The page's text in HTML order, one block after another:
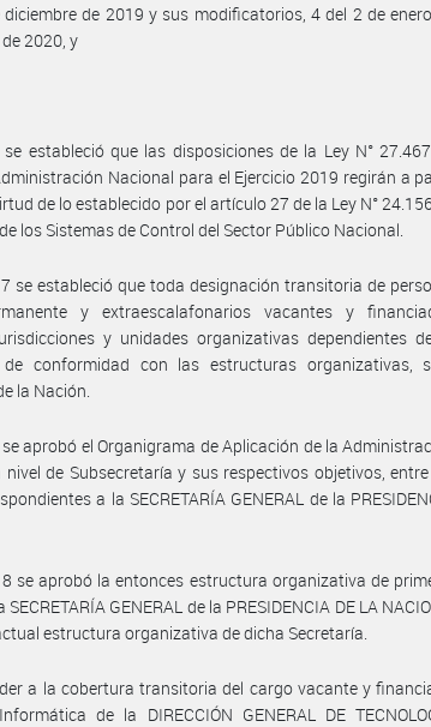
de 2019 y sus modificatorios, 4 del 2 de
2020, y
estableció que las disposiciones de la Ley N°
Nacional para el Ejercicio 2019 regirán a
de lo establecido por el artículo 27 de la Ley N°
los Sistemas de Control del Sector Público Nacional.
se estableció que toda designación transitoria de
y extraescalafonarios vacantes y
y unidades organizativas dependientes
conformidad con las estructuras organizativas,
la Nación.
aprobó el Organigrama de Aplicación de la
de Subsecretaría y sus respectivos objetivos,
a la SECRETARÍA GENERAL de la
se aprobó la entonces estructura organizativa de
GENERAL de la PRESIDENCIA DE LA
estructura organizativa de dicha Secretaría.
a la cobertura transitoria del cargo vacante y
de la DIRECCIÓN GENERAL DE